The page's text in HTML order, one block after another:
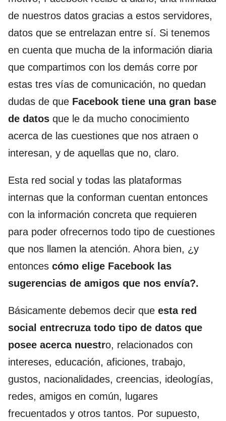
de nuestros datos gracias a estos servidores,
datos que se entrelazan entre sí. Si tenemos
en cuenta que mucha de la información diaria
que compartimos con los demás corre por
estas tres vías de comunicación, no quedan
dudas de que Facebook tiene una gran base
de datos que le da mucho conocimiento
acerca de las cuestiones que nos atraen o
interesan, y de aquellas que no, claro.
Esta red social y todas las plataformas
internas que la conforman cuentan entonces
con la información concreta que requieren
para poder ofrecernos todo tipo de cuestiones
que nos llamen la atención. Ahora bien, ¿y
entonces cómo elige Facebook las
sugerencias de amigos que nos envía?.
Básicamente debemos decir que esta red
social entrecruza todo tipo de datos que
posee acerca nuestro, relacionados con
intereses, educación, aficiones, trabajo,
gustos, nacionalidades, creencias, ideologías,
redes, amigos en común, lugares
frecuentados y otros tantos. Por supuesto,